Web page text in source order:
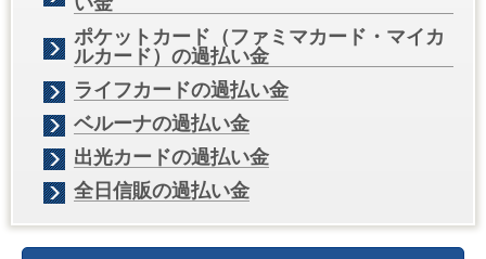
ポケットカード（ファミマカード・マイカ
ルカード）の過払い金
ライフカードの過払い金
ベルーナの過払い金
出光カードの過払い金
全日信販の過払い金